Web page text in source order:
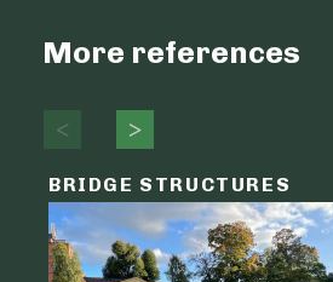
More references
BRIDGE STRUCTURES